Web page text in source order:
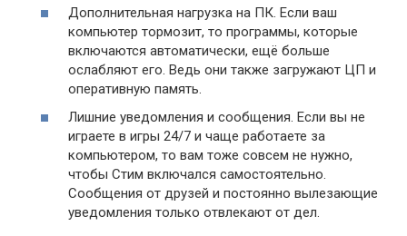
Дополнительная нагрузка на ПК. Если ваш
компьютер тормозит, то программы, которые
включаются автоматически, ещё больше
ослабляют его. Ведь они также загружают ЦП и
оперативную память.
Лишние уведомления и сообщения. Если вы не
играете в игры 24/7 и чаще работаете за
компьютером, то вам тоже совсем не нужно,
чтобы Стим включался самостоятельно.
Сообщения от друзей и постоянно вылезающие
уведомления только отвлекают от дел.